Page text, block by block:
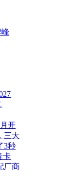
开
三大
3秒
卡
厂商